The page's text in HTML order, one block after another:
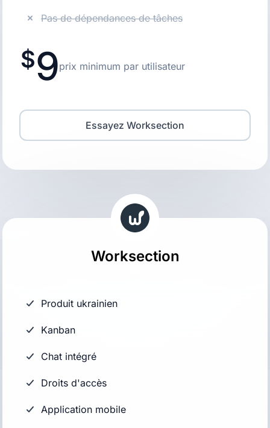
Pas de dépendances de tâches
9prix minimum par utilisateur
Essayez Worksection
Worksection
Produit ukrainien
Kanban
Chat intégré
Droits d'accès
Application mobile